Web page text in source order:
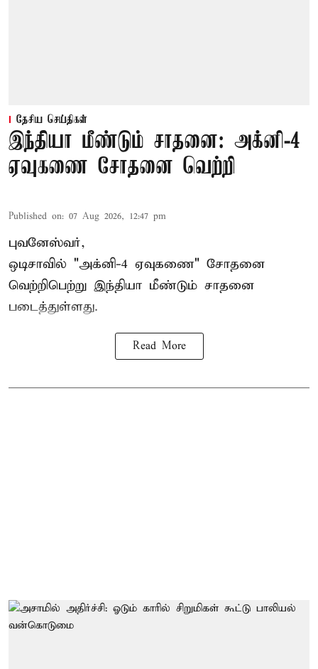
தேசிய செய்திகள்
இந்தியா மீண்டும் சாதனை: அக்னி-4
ஏவுகணை சோதனை வெற்றி
Published on: 07 Aug 2026, 12:47 pm
புவனேஸ்வர்,
ஒடிசாவில் "அக்னி-4 ஏவுகணை" சோதனை
வெற்றிபெற்று இந்தியா மீண்டும் சாதனை
படைத்துள்ளது.
Read More